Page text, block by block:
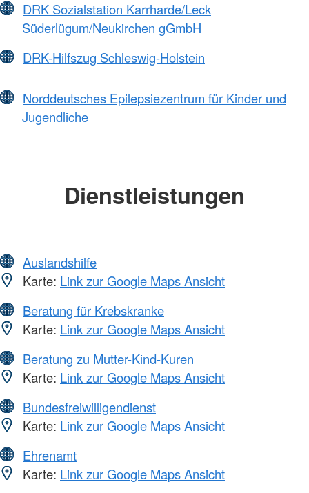
DRK Sozialstation Karrharde/Leck
Süderlügum/Neukirchen gGmbH
DRK-Hilfszug Schleswig-Holstein
Norddeutsches Epilepsiezentrum für Kinder und
Jugendliche
Dienstleistungen
Auslandshilfe
Karte: Link zur Google Maps Ansicht
Beratung für Krebskranke
Karte: Link zur Google Maps Ansicht
Beratung zu Mutter-Kind-Kuren
Karte: Link zur Google Maps Ansicht
Bundesfreiwilligendienst
Karte: Link zur Google Maps Ansicht
Ehrenamt
Karte: Link zur Google Maps Ansicht